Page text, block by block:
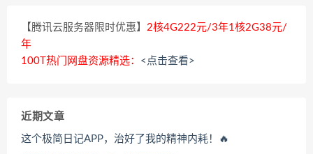
【腾讯云服务器限时优惠】 2核4G222元/3年1核2G38元/
年
100T热门网盘资源精选： <点击查看>
近期文章
这个极简日记APP，治好了我的精神内耗！🔥